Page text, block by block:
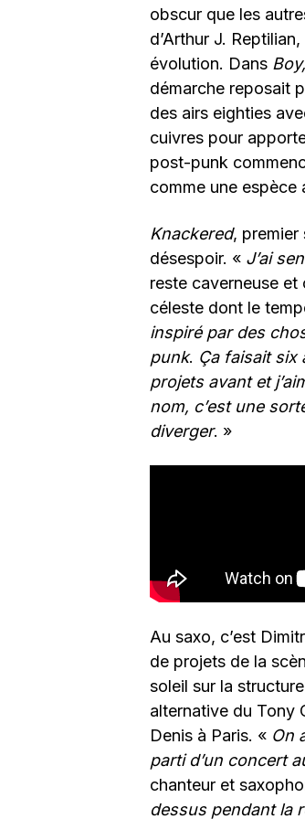
obscur que les
d’Arthur J.
évolution. Dans
démarche reposait
des airs eighties
cuivres pour
post-punk
comme une espèce
Knackered, premier
désespoir. « J’ai
reste caverneuse
céleste dont le
inspiré par des
punk. Ça faisait six
projets avant et
nom, c’est une
diverger. »
Au saxo, c’est
de projets de la
soleil sur la
alternative du Tony
Denis à Paris. « On
parti d’un concert
chanteur et
dessus pendant la